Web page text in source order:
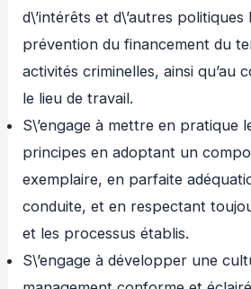
d\’intérêts et d\’autres politiques
prévention du financement du
activités criminelles, ainsi qu’au
le lieu de travail.
S\’engage à mettre en pratique
principes en adoptant un
exemplaire, en parfaite
conduite, et en respectant
et les processus établis.
S\’engage à développer une